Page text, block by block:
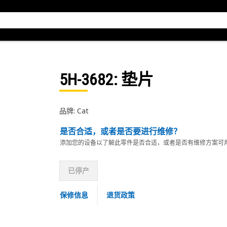
5H-3682: 垫片
品牌: Cat
是否合适，或者是否要进行维修？
添加您的设备以了解此零件是否合适，或者是否有维修方案可
已停产
保修信息 退货政策